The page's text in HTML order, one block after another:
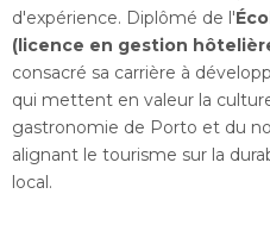
d'expérience. Diplômé de l'
(licence en gestion
consacré sa carrière à
qui mettent en valeur la
gastronomie de Porto et du
alignant le tourisme sur la
local.